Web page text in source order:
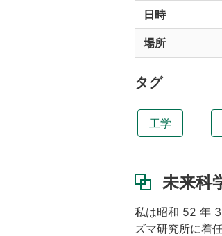
日時
場所
タグ
工学
未来科
私は昭和 52 年
ズマ研究所に着